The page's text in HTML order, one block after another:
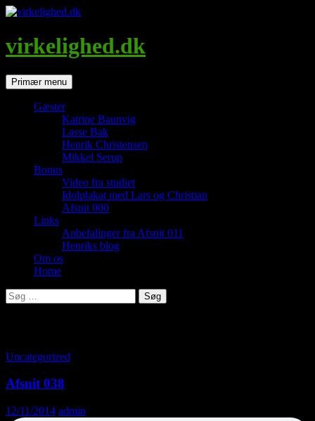
Hop
indhold
virkelighed.dk
SøgPrimær menu
Gæster
Katrine Baunvig
Lasse Bak
Henrik Christensen
Mikkel Serup
Bonus
Video fra studiet
Idolplakat med Lars og Christian
Afsnit 000
Links
Anbefalinger fra Afsnit 011
Henriks blog
Om os
Home
Søg
efter:
Uncategorized
Afsnit 038
12/11/2014 admin